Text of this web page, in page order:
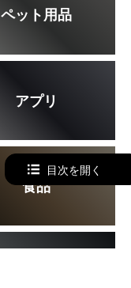
ペット用品
アプリ
食品
目次を開く